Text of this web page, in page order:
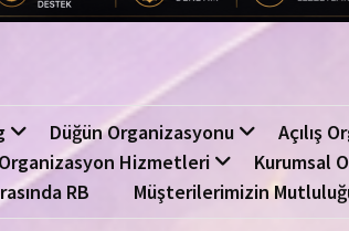
Düğün Organizasyonu Açılış
Organizasyon Hizmetleri Kurumsal
RB
Müşterilerimizin